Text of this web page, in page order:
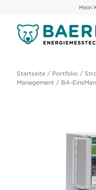
Mein
Startseite/ Portfolio /
Management / BA-